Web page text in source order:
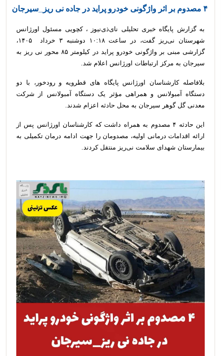
۴ مصدوم بر اثر واژگونی خودرو پراید در جاده نی ریز_سیرجان
به گزارش پایگاه خبری تحلیلی نای‌ذی‌نیوز ، کچویی مسئول اورژانس
شهرستان نی‌ریز گفت، در ساعت ۱۰:۱۸ دوشنبه ۳ خرداد ۱۴۰۵،
گزارشی مبنی بر واژگونی خودرو پراید در کیلومتر ۸۵ محور نی ریز به
سیرجان به مرکز ارتباطات اورژانس اعلام شد.
بلافاصله کارشناسان اورژانس پایگاه های قطرویه و رودخور، با دو
دستگاه آمبولانس و همراهی مؤثر یک دستگاه آمبولانس از شرکت
معدنی گل گوهر سیرجان به محل حادثه اعزام شدند.
این حادثه ۴ مصدوم به همراه داشت که کارشناسان اورژانس پس از
ارائه اقدامات درمانی اوليه، مصدومان را جهت ادامه درمان تکمیلی به
بیمارستان شهدای سلامت نی‌ریز منتقل کردند.